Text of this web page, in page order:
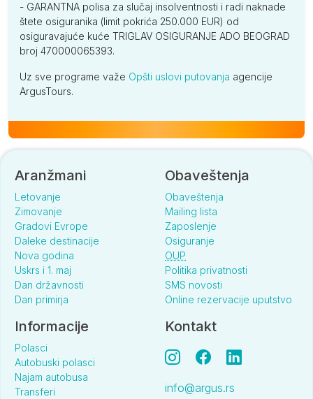
- GARANTNA polisa za slučaj insolventnosti i radi naknade
štete osiguranika (limit pokrića 250.000 EUR) od
osiguravajuće kuće TRIGLAV OSIGURANJE ADO BEOGRAD
broj 470000065393.
Uz sve programe važe Opšti uslovi putovanja agencije
ArgusTours.
Aranžmani
Letovanje
Zimovanje
Gradovi Evrope
Daleke destinacije
Nova godina
Uskrs i 1. maj
Dan državnosti
Dan primirja
Obaveštenja
Obaveštenja
Mailing lista
Zaposlenje
Osiguranje
OUP
Politika privatnosti
SMS novosti
Online rezervacije uputstvo
Informacije
Polasci
Autobuski polasci
Najam autobusa
Transferi
Kontakt
info@argus.rs